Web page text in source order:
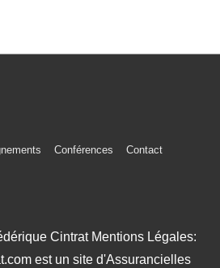
Conférences
Contact
Cintrat Mentions Légales:
est un site d'Assurancielles